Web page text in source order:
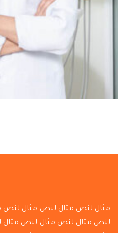
مثال لنص مثال لنص مثال لنص
لنص مثال لنص مثال لنص